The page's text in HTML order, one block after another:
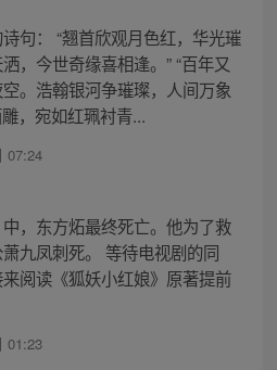
句： “翘首欣观月色红，华光璀
，今世奇缘喜相逢。” “百年又
。浩翰银河争璀璨，人间万象
，宛如红珮衬青...
07:24
，东方炻最终死亡。他为了救
九凤刺死。 等待电视剧的同
阅读《狐妖小红娘》原著提前
01:23